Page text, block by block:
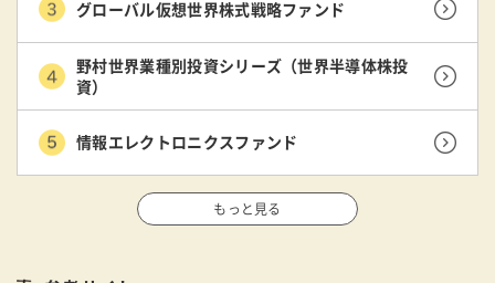
グローバル仮想世界株式戦略ファンド
野村世界業種別投資シリーズ（世界半導体株投
資）
情報エレクトロニクスファンド
もっと見る